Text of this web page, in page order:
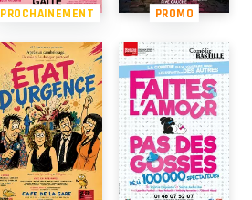
PROCHAINEMENT PROMO